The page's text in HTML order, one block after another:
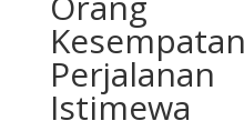
Istimewa